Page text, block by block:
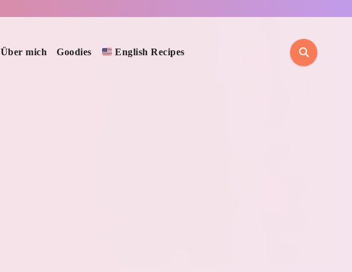
Über mich Goodies English Recipes